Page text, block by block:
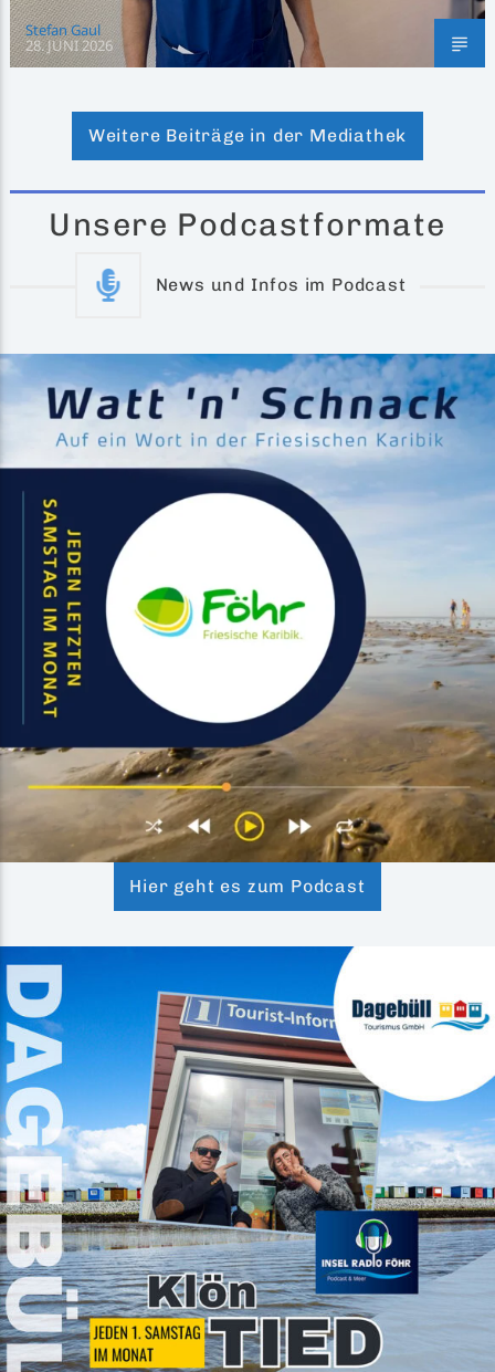
Stefan Gaul
28. JUNI 2026
Weitere Beiträge in der Mediathek
Unsere Podcastformate
News und Infos im Podcast
Hier geht es zum Podcast